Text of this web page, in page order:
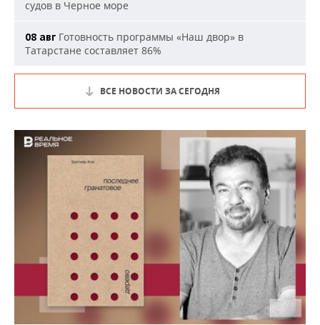
судов в Черное море
08 авг Готовность программы «Наш двор» в
Татарстане составляет 86%
ВСЕ НОВОСТИ ЗА СЕГОДНЯ